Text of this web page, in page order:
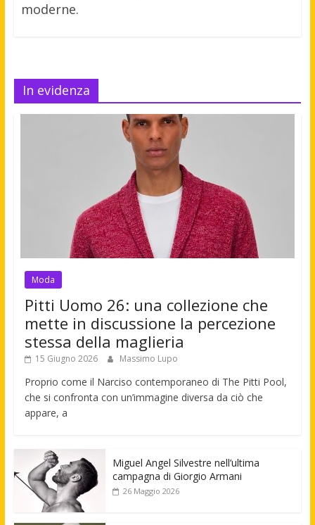
moderne.
In evidenza
Moda
Pitti Uomo 26: una collezione che
mette in discussione la percezione
stessa della maglieria
15 Giugno 2026 Massimo Lupo
Proprio come il Narciso contemporaneo di The Pitti Pool,
che si confronta con un’immagine diversa da ciò che
appare, a
Miguel Angel Silvestre nell’ultima
campagna di Giorgio Armani
26 Maggio 2026